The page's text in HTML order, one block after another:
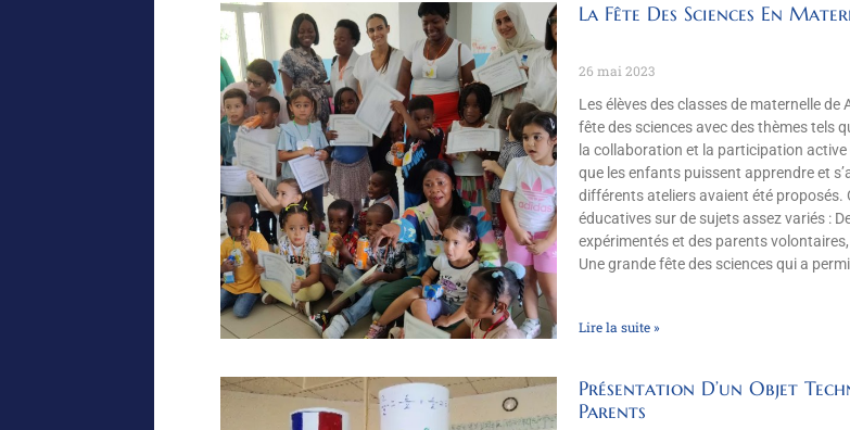
La Fête Des Sciences En
26 mai 2023
Les élèves des classes de maternelle
fête des sciences avec des thèmes tels
la collaboration et la participation
que les enfants puissent apprendre et
différents ateliers avaient été
éducatives sur de sujets assez variés :
expérimentés et des parents
Une grande fête des sciences qui a
Lire la suite »
Présentation D’un Objet
Parents